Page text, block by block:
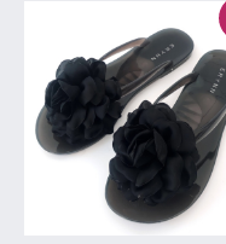
€20.00.
hind
on:
€15.00.
tootel
on
mitu
varianti.
Valikuid
saab